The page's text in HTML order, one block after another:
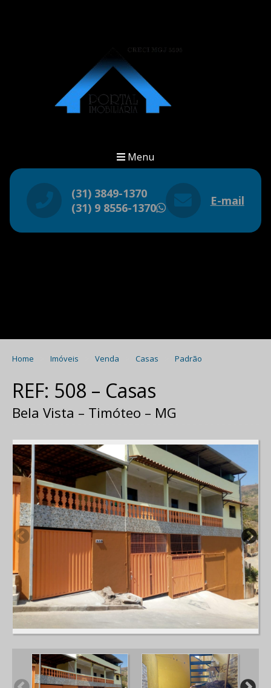
Menu
(31) 3849-1370
(31) 9 8556-1370
WhatsApp
E-mail
Home Imóveis Venda Casas Padrão
REF: 508 – Casas
Bela Vista – Timóteo – MG